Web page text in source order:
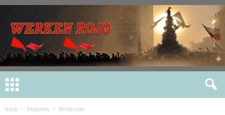
Inicio Etiquetas Militancias